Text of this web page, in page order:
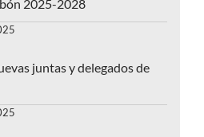
2025-2028
juntas y delegados de